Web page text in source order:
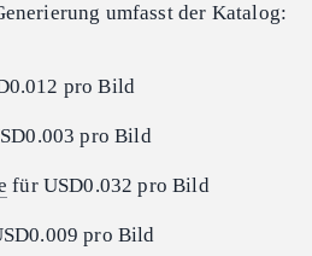
umfasst der Katalog:
pro Bild
pro Bild
für USD0.032 pro Bild
pro Bild